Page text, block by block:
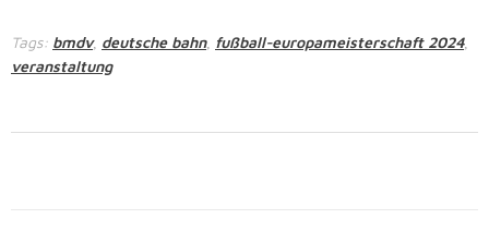
Tags: bmdv, deutsche bahn, fußball-europameisterschaft 2024,
veranstaltung